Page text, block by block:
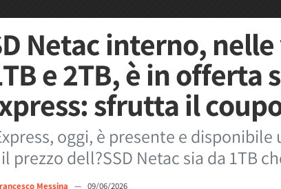
Netac interno,
e 2TB, è in offerta
sfrutta il
oggi, è presente e
prezzo dell?SSD Netac sia da 1TB
Messina — 09/06/2026